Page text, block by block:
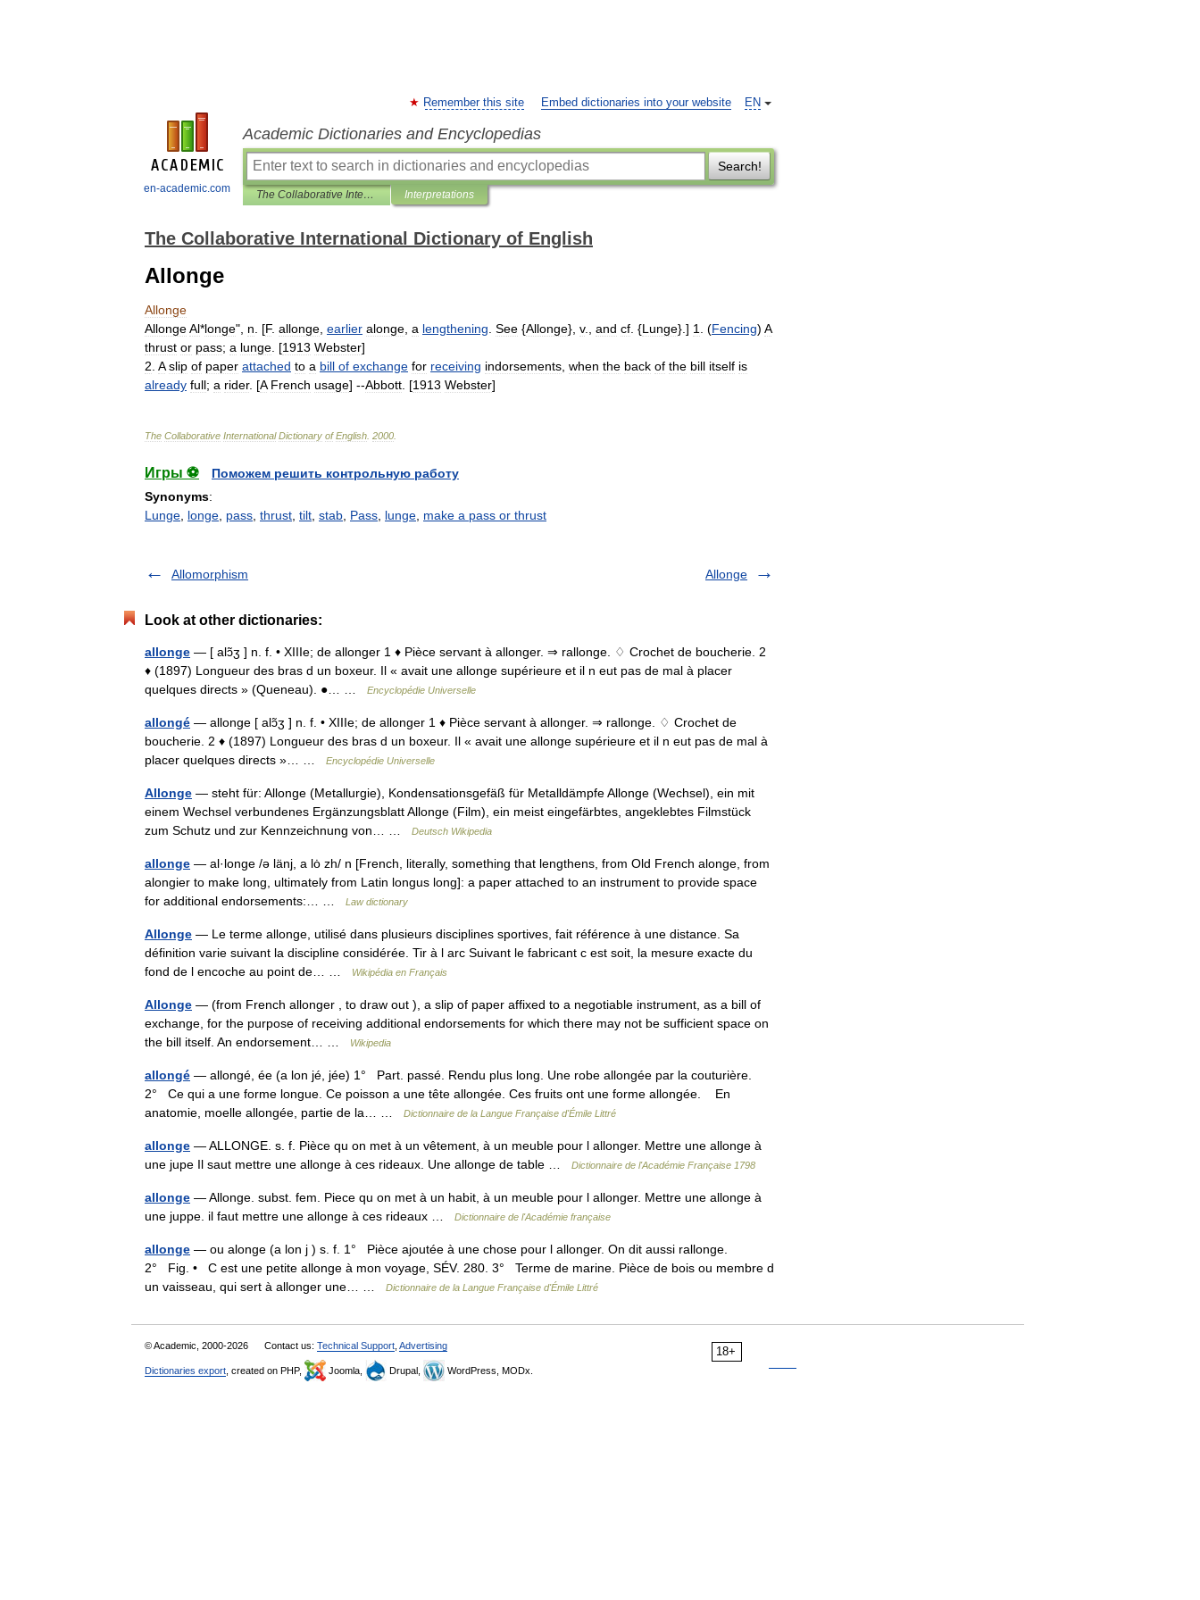
en-academic.com
EN
Remember this site Embed dictionaries into your website
Academic Dictionaries and Encyclopedias
Search!
The Collaborative International Dictionary of English Interpretations
The Collaborative International Dictionary of English
Allonge
Allonge
AllongeAl*longe", n . [F. allonge earlier alonge a lengthening See {Allonge}, v., and cf . {Lunge}.] 1 . (Fencing) A
thrust or pass; a lunge . [1913 Webster]
2 A slip of paper attached to a bill of exchange for receiving indorsements when the back of the bill itself is
already full; a rider. [A French usage] --Abbott . [1913 Webster]
The Collaborative International Dictionary of English 2000
Игры ⚽
Поможем решить контрольную работу
Synonyms:
Lunge longe pass thrust tilt stab Pass lunge make a pass or thrust
Allomorphism Allonge
Look at other dictionaries:
allonge — [ alɔ̃ʒ ] n. f. • XIIIe; de allonger 1 ♦ Pièce servant à allonger. ⇒ rallonge. ♢ Crochet de boucherie. 2
♦ (1897) Longueur des bras d un boxeur. Il « avait une allonge supérieure et il n eut pas de mal à placer
quelques directs » (Queneau). ●… …
Encyclopédie Universelle
allongé — allonge [ alɔ̃ʒ ] n. f. • XIIIe; de allonger 1 ♦ Pièce servant à allonger. ⇒ rallonge. ♢ Crochet de
boucherie. 2 ♦ (1897) Longueur des bras d un boxeur. Il « avait une allonge supérieure et il n eut pas de mal à
placer quelques directs »… …
Encyclopédie Universelle
Allonge — steht für: Allonge (Metallurgie), Kondensationsgefäß für Metalldämpfe Allonge (Wechsel), ein mit
einem Wechsel verbundenes Ergänzungsblatt Allonge (Film), ein meist eingefärbtes, angeklebtes Filmstück
zum Schutz und zur Kennzeichnung von… …
Deutsch Wikipedia
allonge — al·longe /ə länj, a lȯ zh/ n [French, literally, something that lengthens, from Old French alonge, from
alongier to make long, ultimately from Latin longus long]: a paper attached to an instrument to provide space
for additional endorsements:… …
Law dictionary
Allonge — Le terme allonge, utilisé dans plusieurs disciplines sportives, fait référence à une distance. Sa
définition varie suivant la discipline considérée. Tir à l arc Suivant le fabricant c est soit, la mesure exacte du
fond de l encoche au point de… …
Wikipédia en Français
Allonge — (from French allonger , to draw out ), a slip of paper affixed to a negotiable instrument, as a bill of
exchange, for the purpose of receiving additional endorsements for which there may not be sufficient space on
the bill itself. An endorsement… …
Wikipedia
allongé — allongé, ée (a lon jé, jée) 1° Part. passé. Rendu plus long. Une robe allongée par la couturière.
2° Ce qui a une forme longue. Ce poisson a une tête allongée. Ces fruits ont une forme allongée. En
anatomie, moelle allongée, partie de la… …
Dictionnaire de la Langue Française d'Émile Littré
allonge — ALLONGE. s. f. Pièce qu on met à un vêtement, à un meuble pour l allonger. Mettre une allonge à
une jupe Il saut mettre une allonge à ces rideaux. Une allonge de table …
Dictionnaire de l'Académie Française 1798
allonge — Allonge. subst. fem. Piece qu on met à un habit, à un meuble pour l allonger. Mettre une allonge à
une juppe. il faut mettre une allonge à ces rideaux …
Dictionnaire de l'Académie française
allonge — ou alonge (a lon j ) s. f. 1° Pièce ajoutée à une chose pour l allonger. On dit aussi rallonge.
2° Fig. • C est une petite allonge à mon voyage, SÉV. 280. 3° Terme de marine. Pièce de bois ou membre d
un vaisseau, qui sert à allonger une… …
Dictionnaire de la Langue Française d'Émile Littré
18+
© Academic, 2000-2026 Contact us: Technical Support Advertising
Dictionaries export , created on PHP, Joomla, Drupal, WordPress, MODx.